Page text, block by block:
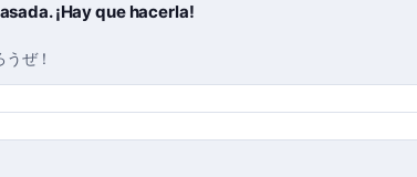
¡Hay que hacerla!
ぜ！